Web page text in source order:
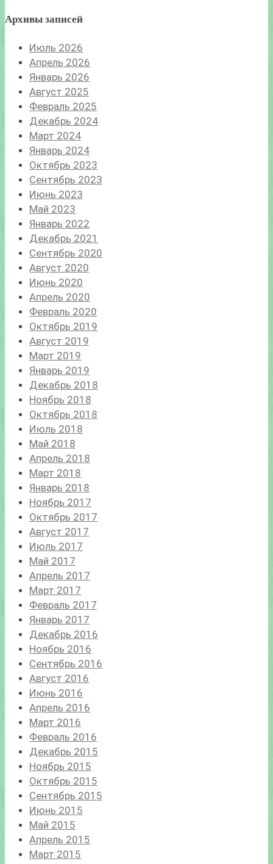
Архивы записей
Июль 2026
Апрель 2026
Январь 2026
Август 2025
Февраль 2025
Декабрь 2024
Март 2024
Январь 2024
Октябрь 2023
Сентябрь 2023
Июнь 2023
Май 2023
Январь 2022
Декабрь 2021
Сентябрь 2020
Август 2020
Июнь 2020
Апрель 2020
Февраль 2020
Октябрь 2019
Август 2019
Март 2019
Январь 2019
Декабрь 2018
Ноябрь 2018
Октябрь 2018
Июль 2018
Май 2018
Апрель 2018
Март 2018
Январь 2018
Ноябрь 2017
Октябрь 2017
Август 2017
Июль 2017
Май 2017
Апрель 2017
Март 2017
Февраль 2017
Январь 2017
Декабрь 2016
Ноябрь 2016
Сентябрь 2016
Август 2016
Июнь 2016
Апрель 2016
Март 2016
Февраль 2016
Декабрь 2015
Ноябрь 2015
Октябрь 2015
Сентябрь 2015
Июнь 2015
Май 2015
Апрель 2015
Март 2015